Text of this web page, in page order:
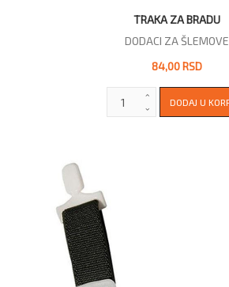
TRAKA ZA BRADU
DODACI ZA ŠLEMOVE
84,00 RSD